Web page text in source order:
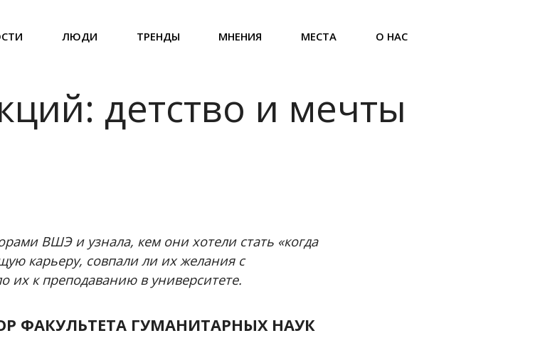
ЛЮДИ ТРЕНДЫ МНЕНИЯ МЕСТА О НАС
детство и мечты
ВШЭ и узнала, кем они хотели стать «когда
карьеру, совпали ли их желания с
их к преподаванию в университете.
ФАКУЛЬТЕТА ГУМАНИТАРНЫХ НАУК